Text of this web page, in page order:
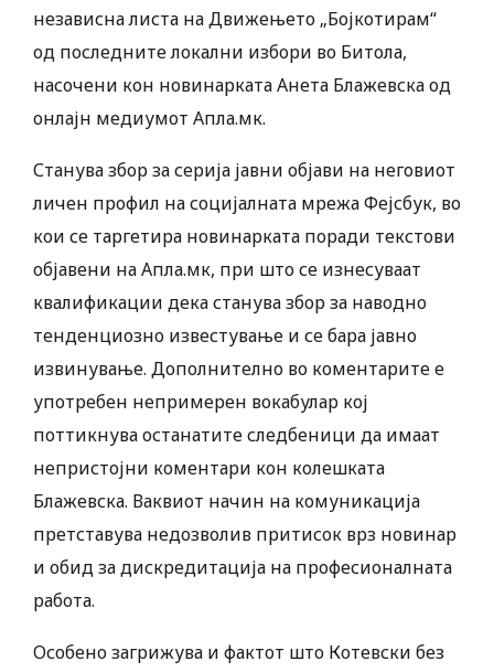
независна листа на Движењето „Бојкотирам“
од последните локални избори во Битола,
насочени кон новинарката Анета Блажевска од
онлајн медиумот Апла.мк.
Станува збор за серија јавни објави на неговиот
личен профил на социјалната мрежа Фејсбук, во
кои се таргетира новинарката поради текстови
објавени на Апла.мк, при што се изнесуваат
квалификации дека станува збор за наводнo
тенденциозно известување и се бара јавно
извинување. Дополнително во коментарите е
употребен непримерен вокабулар кој
поттикнува останатите следбеници да имаат
непристојни коментари кон колешката
Блажевска. Ваквиот начин на комуникација
претставува недозволив притисок врз новинар
и обид за дискредитација на професионалната
работа.
Особено загрижува и фактот што Котевски без